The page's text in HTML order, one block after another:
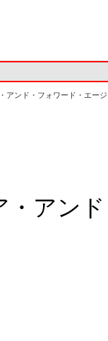
アンド・フォワード・エージ
アン